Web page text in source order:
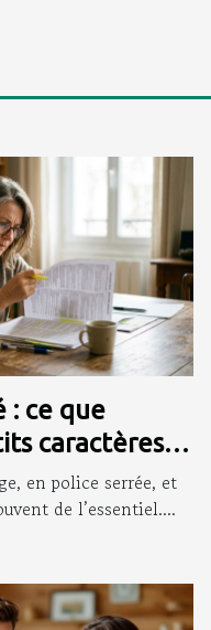
: ce que
caractères
lit
en police serrée, et
de l’essentiel....